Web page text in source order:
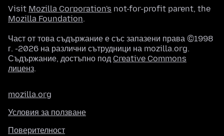
Visit Mozilla Corporation's not-for-profit parent, the
Mozilla Foundation.
Част от това съдържание е със запазени права ©1998
г. -2026 на различни сътрудници на mozilla.org.
Съдържание, достъпно под Creative Commons
лиценз.
mozilla.org
Условия за ползване
Поверителност